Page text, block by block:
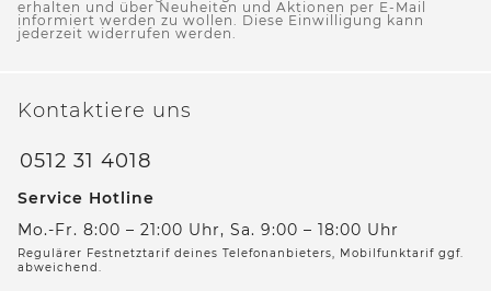
erhalten und über Neuheiten und Aktionen per E-Mail
informiert werden zu wollen. Diese Einwilligung kann
jederzeit widerrufen werden.
Kontaktiere uns
0512 31 4018
Service Hotline
Mo.-Fr. 8:00 – 21:00 Uhr, Sa. 9:00 – 18:00 Uhr
Regulärer Festnetztarif deines Telefonanbieters, Mobilfunktarif ggf.
abweichend.